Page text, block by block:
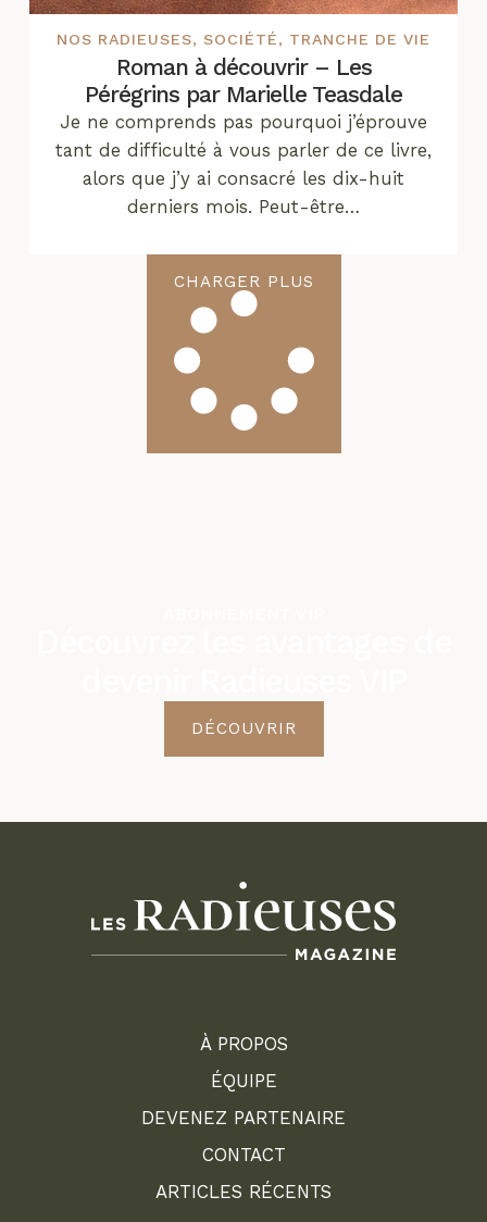
NOS RADIEUSES, SOCIÉTÉ, TRANCHE DE VIE
Roman à découvrir – Les
Pérégrins par Marielle Teasdale
Je ne comprends pas pourquoi j’éprouve
tant de difficulté à vous parler de ce livre,
alors que j’y ai consacré les dix-huit
derniers mois. Peut-être…
CHARGER PLUS
DÉCOUVRIR
À PROPOS
ÉQUIPE
DEVENEZ PARTENAIRE
CONTACT
ARTICLES RÉCENTS